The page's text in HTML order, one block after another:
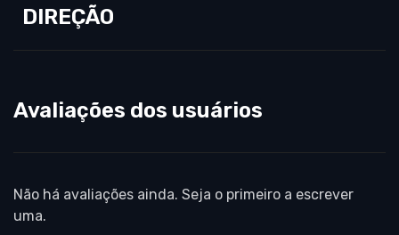
DIREÇÃO
Avaliações dos usuários
Não há avaliações ainda. Seja o primeiro a escrever
uma.